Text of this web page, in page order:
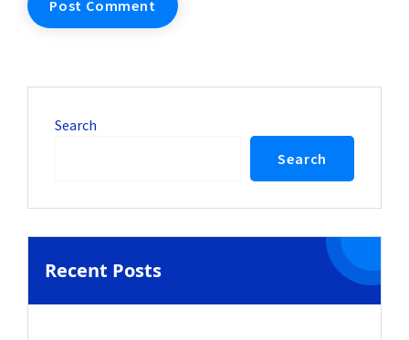
Search
Search
Recent Posts